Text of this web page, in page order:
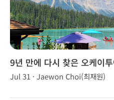
9년 만에 다시 찾은 오케이
한 최고의 캐나다 로키 여행
Jul 31 · Jaewon Choi(최재원)